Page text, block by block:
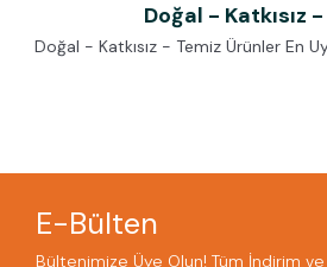
Doğal - Katkısız
Doğal - Katkısız - Temiz Ürünler En
E-Bülten
Bültenimize Üye Olun! Tüm İndirim ve